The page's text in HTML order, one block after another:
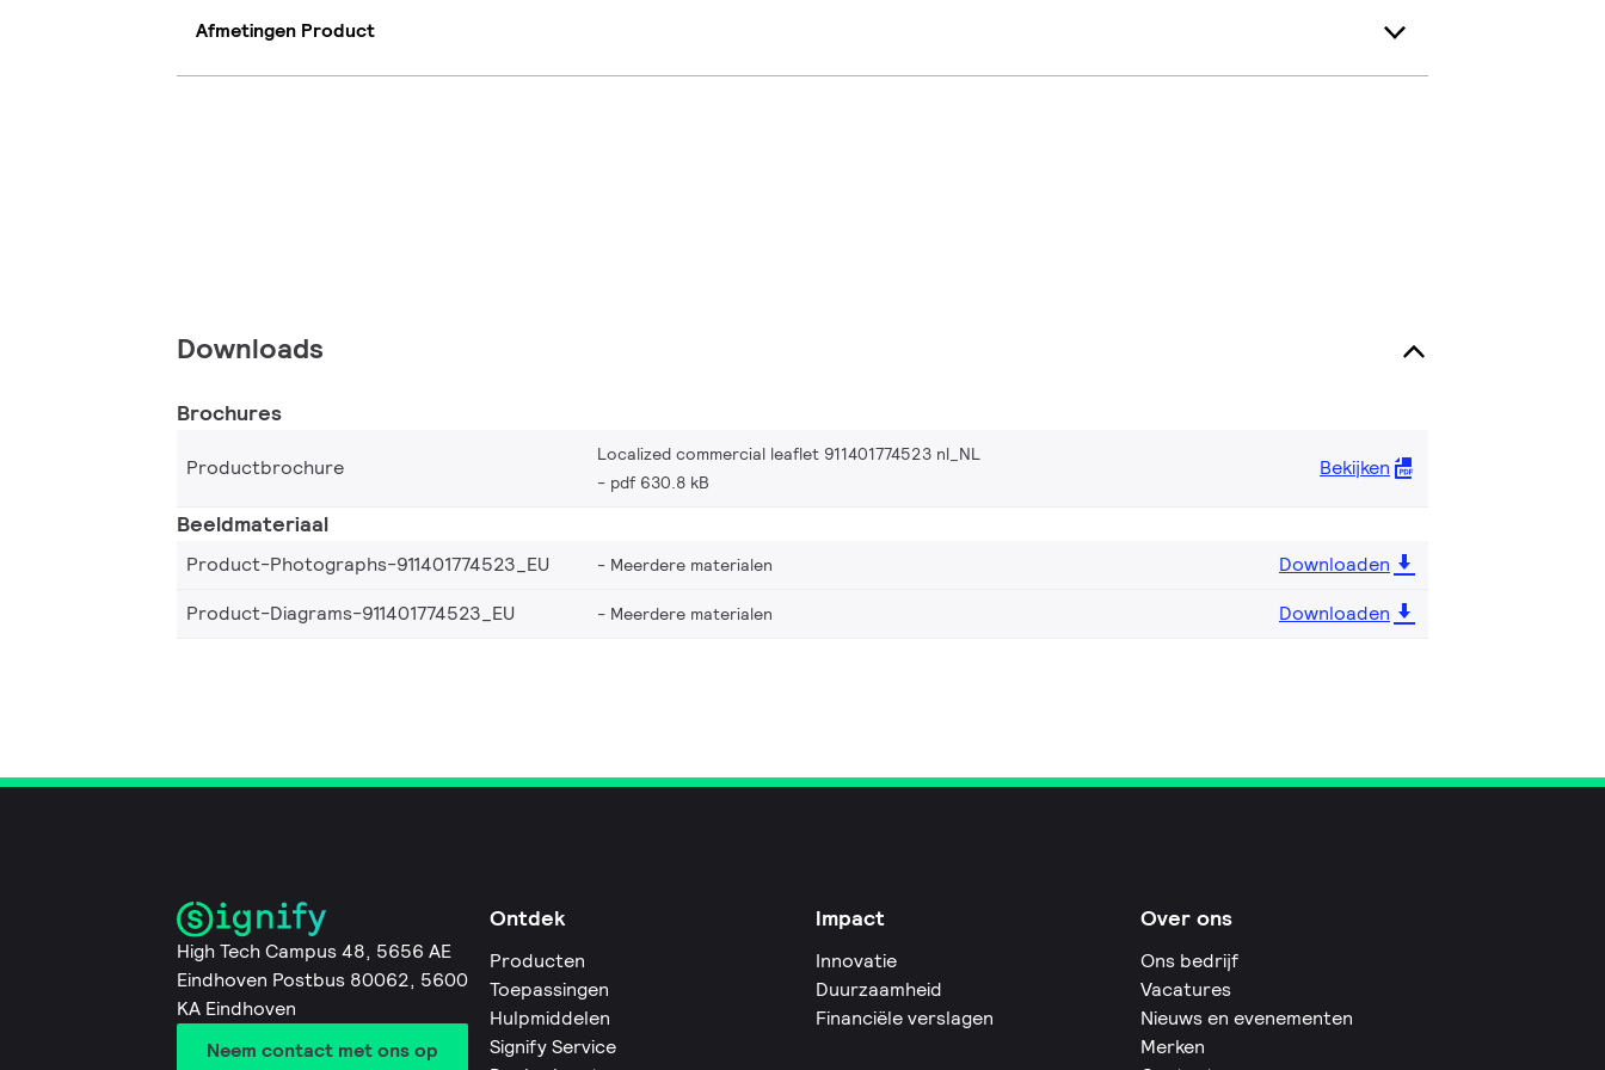
Afmetingen Product
Downloads
Brochures
Productbrochure
Localized commercial leaflet 911401774523 nl_NL
pdf 630.8 kB
Bekijken
Beeldmateriaal
Product-Photographs-911401774523_EU Meerdere materialen
Downloaden
Product-Diagrams-911401774523_EU
Meerdere materialen Downloaden
High Tech Campus 48, 5656 AE
Eindhoven Postbus 80062, 5600
KA Eindhoven
Neem contact met ons op
Ontdek
Producten
Toepassingen
Hulpmiddelen
Signify Service
Impact
Innovatie
Duurzaamheid
Financiële verslagen
Over ons
Ons bedrijf
Vacatures
Nieuws en evenementen
Merken